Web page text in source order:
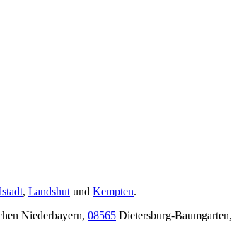
, Landshut und Kempten.
Niederbayern, 08565 Dietersburg-Baumgarten,